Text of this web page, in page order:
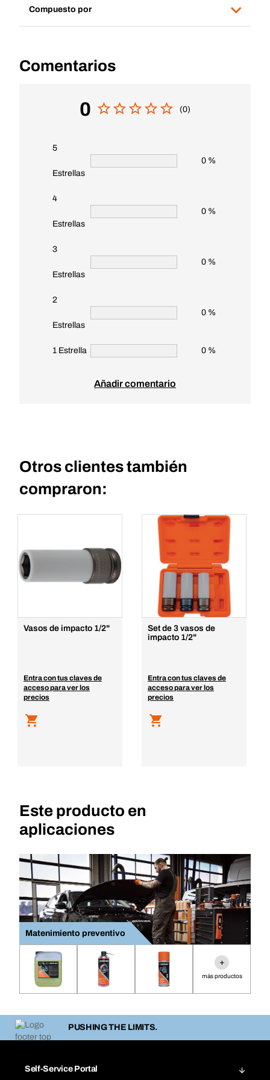
Compuesto por
Comentarios
0 (0)
5
Estrellas
0 %
4
Estrellas
0 %
3
Estrellas
0 %
2
Estrellas
0 %
1 Estrella 0 %
Añadir comentario
Otros clientes también
compraron:
Vasos de impacto 1/2"
Entra con tus claves de
acceso para ver los
precios
Set de 3 vasos de
impacto 1/2"
Entra con tus claves de
acceso para ver los
precios
Este producto en
aplicaciones
Matenimiento preventivo
+
más productos
PUSHING THE LIMITS.
Self-Service Portal